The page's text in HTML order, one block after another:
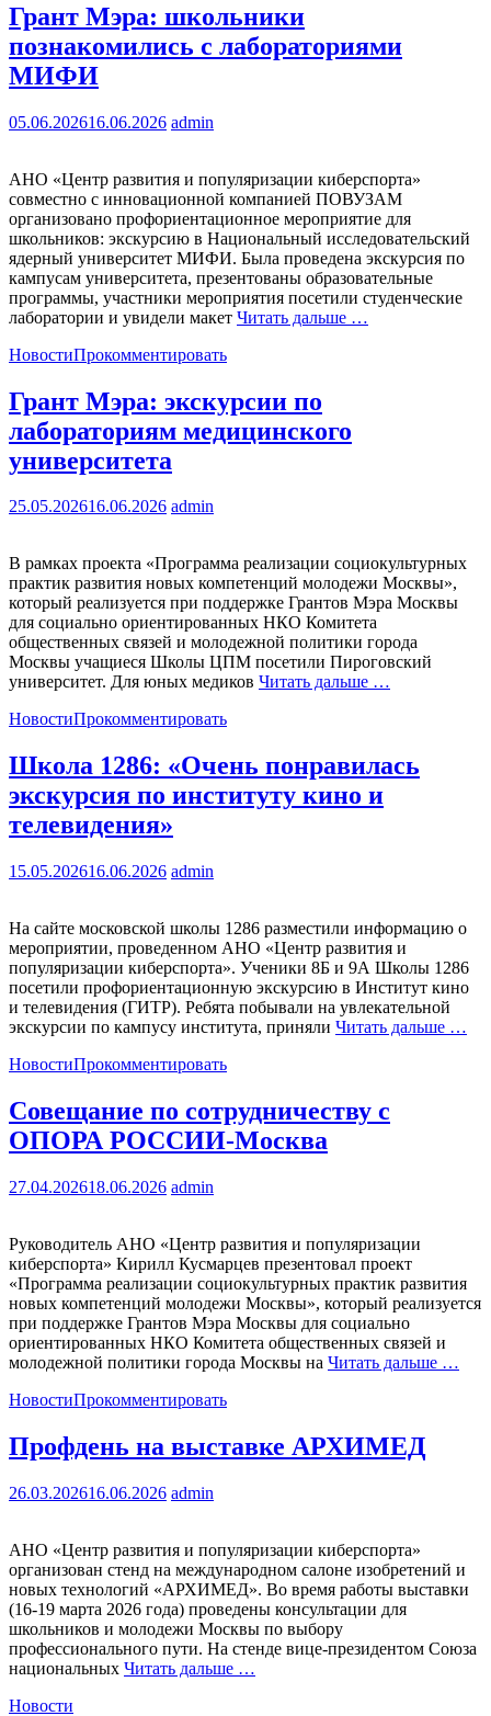
Грант Мэра: школьники
познакомились с лабораториями
МИФИ
05.06.202616.06.2026 admin
АНО «Центр развития и популяризации киберспорта»
совместно с инновационной компанией ПОВУЗАМ
организовано профориентационное мероприятие для
школьников: экскурсию в Национальный исследовательский
ядерный университет МИФИ. Была проведена экскурсия по
кампусам университета, презентованы образовательные
программы, участники мероприятия посетили студенческие
лаборатории и увидели макет Читать дальше …
НовостиПрокомментировать
Грант Мэра: экскурсии по
лабораториям медицинского
университета
25.05.202616.06.2026 admin
В рамках проекта «Программа реализации социокультурных
практик развития новых компетенций молодежи Москвы»,
который реализуется при поддержке Грантов Мэра Москвы
для социально ориентированных НКО Комитета
общественных связей и молодежной политики города
Москвы учащиеся Школы ЦПМ посетили Пироговский
университет. Для юных медиков Читать дальше …
НовостиПрокомментировать
Школа 1286: «Очень понравилась
экскурсия по институту кино и
телевидения»
15.05.202616.06.2026 admin
На сайте московской школы 1286 разместили информацию о
мероприятии, проведенном АНО «Центр развития и
популяризации киберспорта». Ученики 8Б и 9А Школы 1286
посетили профориентационную экскурсию в Институт кино
и телевидения (ГИТР). Ребята побывали на увлекательной
экскурсии по кампусу института, приняли Читать дальше …
НовостиПрокомментировать
Совещание по сотрудничеству с
ОПОРА РОССИИ-Москва
27.04.202618.06.2026 admin
Руководитель АНО «Центр развития и популяризации
киберспорта» Кирилл Кусмарцев презентовал проект
«Программа реализации социокультурных практик развития
новых компетенций молодежи Москвы», который реализуется
при поддержке Грантов Мэра Москвы для социально
ориентированных НКО Комитета общественных связей и
молодежной политики города Москвы на Читать дальше …
НовостиПрокомментировать
Профдень на выставке АРХИМЕД
26.03.202616.06.2026 admin
АНО «Центр развития и популяризации киберспорта»
организован стенд на международном салоне изобретений и
новых технологий «АРХИМЕД». Во время работы выставки
(16-19 марта 2026 года) проведены консультации для
школьников и молодежи Москвы по выбору
профессионального пути. На стенде вице-президентом Союза
национальных Читать дальше …
Новости